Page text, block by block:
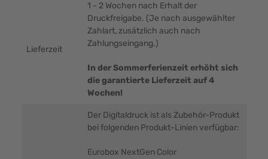
Lieferzeit
1 - 2 Wochen nach Erhalt der
Druckfreigabe. (Je nach ausgewählter
Zahlart, zusätzlich auch nach
Zahlungseingang.)
In der Sommerferienzeit erhöht sich
die garantierte Lieferzeit auf 4
Wochen!
Der Digitaldruck ist als Zubehör-Produkt
bei folgenden Produkt-Linien verfügbar:
Eurobox NextGen Color